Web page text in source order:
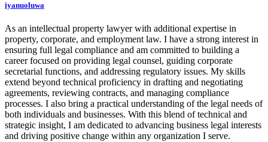
iyanuoluwa
As an intellectual property lawyer with additional expertise in
property, corporate, and employment law. I have a strong interest in
ensuring full legal compliance and am committed to building a
career focused on providing legal counsel, guiding corporate
secretarial functions, and addressing regulatory issues. My skills
extend beyond technical proficiency in drafting and negotiating
agreements, reviewing contracts, and managing compliance
processes. I also bring a practical understanding of the legal needs of
both individuals and businesses. With this blend of technical and
strategic insight, I am dedicated to advancing business legal interests
and driving positive change within any organization I serve.